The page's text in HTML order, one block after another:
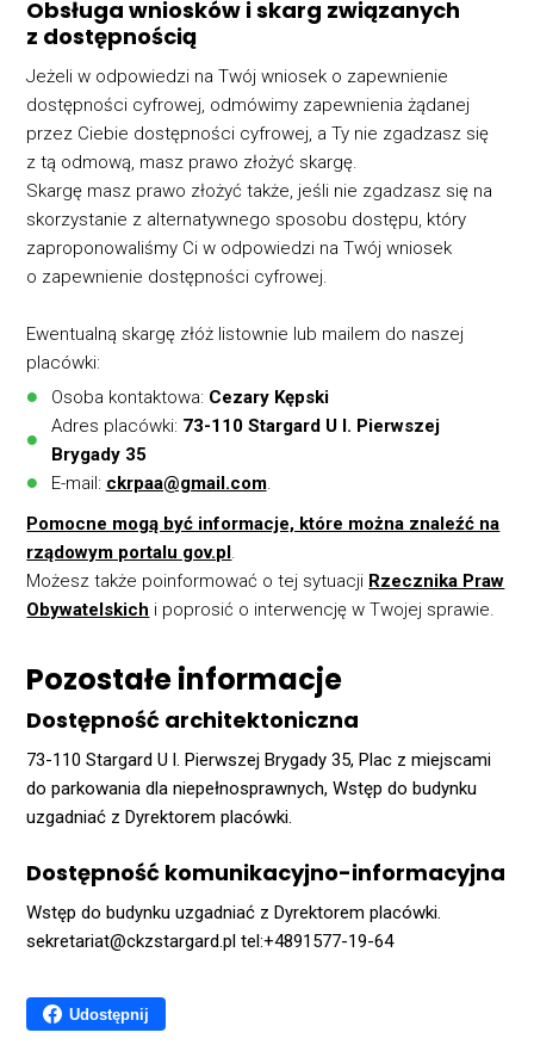
Obsługa wniosków i skarg związanych
z dostępnością
Jeżeli w odpowiedzi na Twój wniosek o zapewnienie
dostępności cyfrowej, odmówimy zapewnienia żądanej
przez Ciebie dostępności cyfrowej, a Ty nie zgadzasz się
z tą odmową, masz prawo złożyć skargę.
Skargę masz prawo złożyć także, jeśli nie zgadzasz się na
skorzystanie z alternatywnego sposobu dostępu, który
zaproponowaliśmy Ci w odpowiedzi na Twój wniosek
o zapewnienie dostępności cyfrowej.
Ewentualną skargę złóż listownie lub mailem do naszej
placówki:
Osoba kontaktowa: Cezary Kępski
Adres placówki: 73-110 Stargard U l. Pierwszej
Brygady 35
E-mail: ckrpaa@gmail.com.
Pomocne mogą być informacje, które można znaleźć na
rządowym portalu gov.pl.
Możesz także poinformować o tej sytuacji Rzecznika Praw
Obywatelskich i poprosić o interwencję w Twojej sprawie.
Pozostałe informacje
Dostępność architektoniczna
73-110 Stargard U l. Pierwszej Brygady 35, Plac z miejscami
do parkowania dla niepełnosprawnych, Wstęp do budynku
uzgadniać z Dyrektorem placówki.
Dostępność komunikacyjno-informacyjna
Wstęp do budynku uzgadniać z Dyrektorem placówki.
sekretariat@ckzstargard.pl tel:+4891577-19-64
Udostępnij